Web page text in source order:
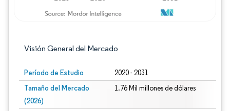
Visión General del Mercado
Período de Estudio 2020 - 2031
Tamaño del Mercado
(2026)
1.76 Mil millones de dólares